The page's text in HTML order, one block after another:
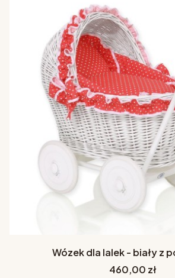
Wózek dla lalek - biały z
Cena
460,00 zł